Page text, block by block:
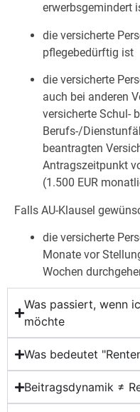
erwerbsgemindert
die versicherte
pflegebedürftig ist
die versicherte
auch bei anderen
versicherte Schul-
Berufs-/
beantragten
Antragszeitpunkt
(1.500 EUR
Falls AU-Klausel
die versicherte
Monate vor
Wochen
Was passiert, wenn
möchte
Was bedeutet
Beitragsdynamik ≠